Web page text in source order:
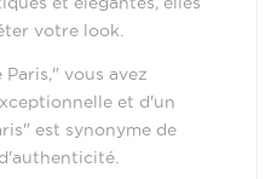
votre look.
vous avez
et d'un
est synonyme de